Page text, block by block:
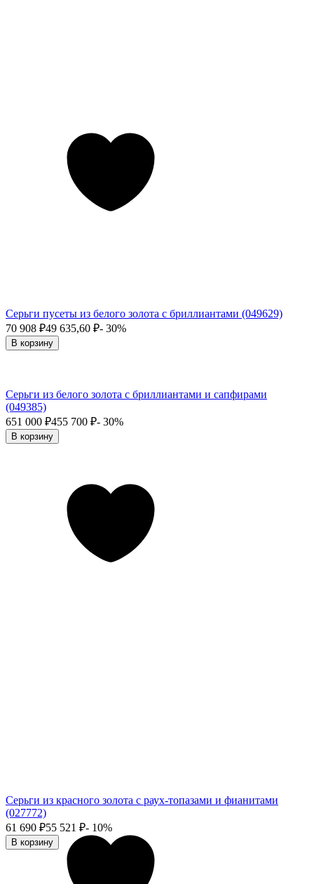
Серьги из белого золота с бриллиантами и сапфирами
(049385)
651 000 ₽455 700 ₽- 30%
В корзину
Серьги пусеты из белого золота с бриллиантами (049629)
70 908 ₽49 635,60 ₽- 30%
В корзину
Серьги из красного золота с раух-топазами и фианитами
(027772)
61 690 ₽55 521 ₽- 10%
В корзину